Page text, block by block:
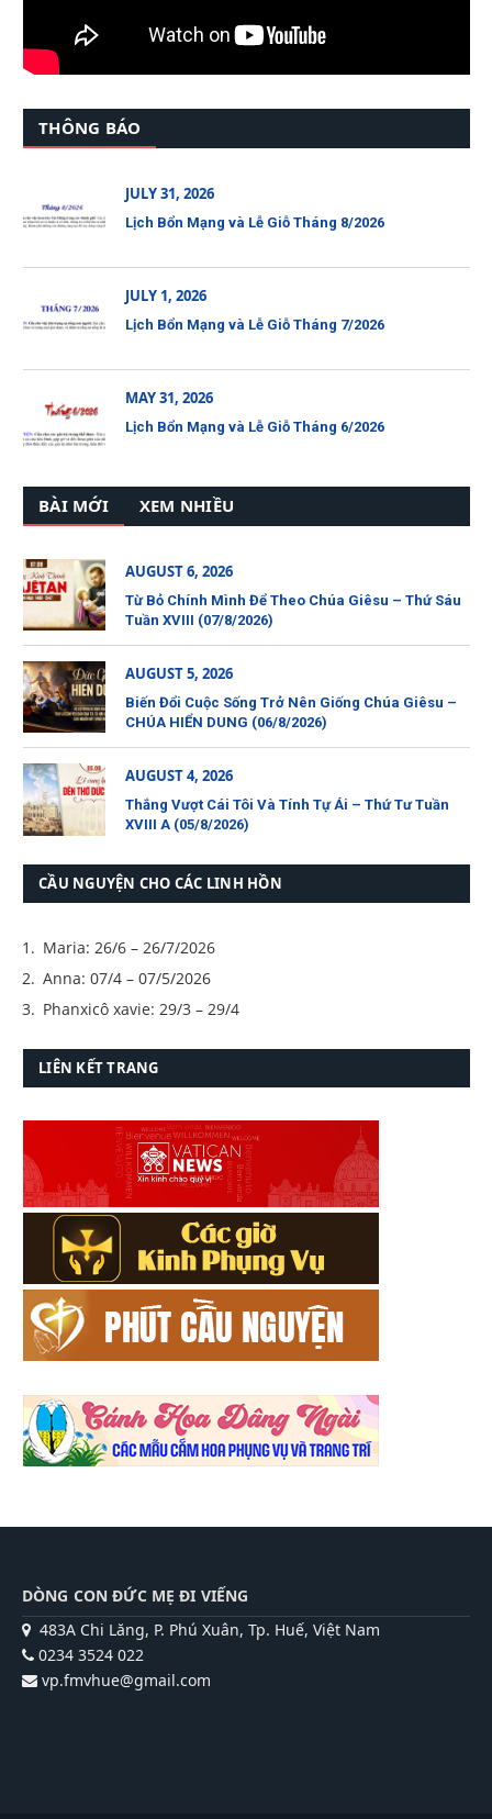
THÔNG BÁO
JULY 31, 2026
Lịch Bổn Mạng và Lễ Giỗ Tháng 8/2026
JULY 1, 2026
Lịch Bổn Mạng và Lễ Giỗ Tháng 7/2026
MAY 31, 2026
Lịch Bổn Mạng và Lễ Giỗ Tháng 6/2026
BÀI MỚI XEM NHIỀU
AUGUST 6, 2026
Từ Bỏ Chính Mình Để Theo Chúa Giêsu – Thứ Sáu
Tuần XVIII (07/8/2026)
AUGUST 5, 2026
Biến Đổi Cuộc Sống Trở Nên Giống Chúa Giêsu –
CHÚA HIỂN DUNG (06/8/2026)
AUGUST 4, 2026
Thắng Vượt Cái Tôi Và Tính Tự Ái – Thứ Tư Tuần
XVIII A (05/8/2026)
CẦU NGUYỆN CHO CÁC LINH HỒN
Maria: 26/6 – 26/7/2026
Anna: 07/4 – 07/5/2026
Phanxicô xavie: 29/3 – 29/4
LIÊN KẾT TRANG
DÒNG CON ĐỨC MẸ ĐI VIẾNG
483A Chi Lăng, P. Phú Xuân, Tp. Huế, Việt Nam
0234 3524 022
vp.fmvhue@gmail.com